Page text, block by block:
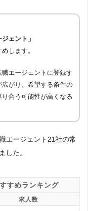
ェント」
します。
エージェントに登録す
がり、希望する条件の
合う可能性が高くなる
エージェント21社の常
した。
すめランキング
求人数